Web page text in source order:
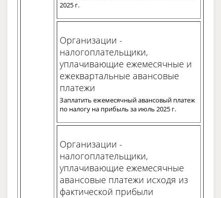
2025 г.
Организации -
налогоплательщики,
уплачивающие ежемесячные и
ежеквартальные авансовые
платежи
Заплатить ежемесячный авансовый платеж
по налогу на прибыль за июль 2025 г.
Организации -
налогоплательщики,
уплачивающие ежемесячные
авансовые платежи исходя из
фактической прибыли